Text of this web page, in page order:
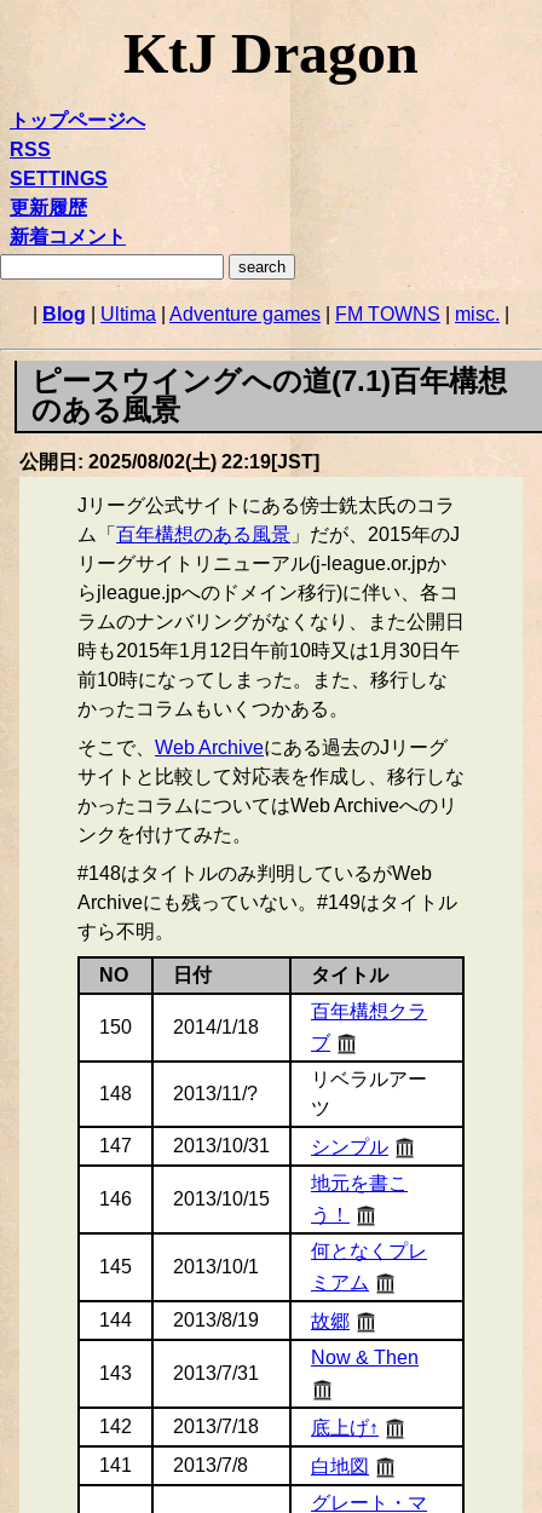
KtJ Dragon
トップページへ
RSS
SETTINGS
更新履歴
新着コメント
Blog Ultima Adventure games FM TOWNS| misc.
ピースウイングへの道(7.1)百年構想
のある風景
公開日: 2025/08/02(土) 22:19[JST]
Jリーグ公式サイトにある傍士銑太氏のコラ
ム「 百年構想のある風景 」だが、2015年のJ
リーグサイトリニューアル(j-league.or.jpか
らjleague.jpへのドメイン移行)に伴い、各コ
ラムのナンバリングがなくなり、また公開日
時も2015年1月12日午前10時又は1月30日午
前10時になってしまった。また、移行しな
かったコラムもいくつかある。
そこで、 Web Archiveにある過去のJリーグ
サイトと比較して対応表を作成し、移行しな
かったコラムについてはWeb Archiveへのリ
ンクを付けてみた。
#148はタイトルのみ判明しているがWeb
Archiveにも残っていない。#149はタイトル
すら不明。
NO 日付 タイトル
150 2014/1/18
百年構想クラ
ブ
148 2013/11/?
リベラルアー
ツ
147
2013/10/31 シンプル
146 2013/10/15
地元を書こ
う！
145 2013/10/1
何となくプレ
ミアム
144
2013/8/19 故郷
143 2013/7/31
Now & Then
142 2013/7/18
底上げ↑
141
2013/7/8 白地図
グレート・マ